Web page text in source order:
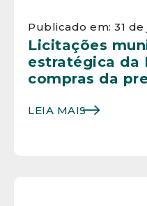
Publicado em: 31
Licitações
estratégica da
compras da
LEIA MAIS